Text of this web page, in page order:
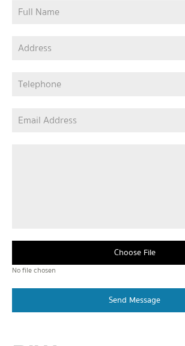
Choose File
No file chosen
Send Message